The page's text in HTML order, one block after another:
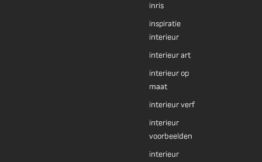
inris
inspiratie
interieur
interieur art
interieur op
maat
interieur verf
interieur
voorbeelden
interieur